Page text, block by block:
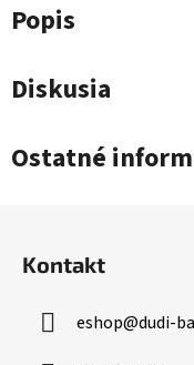
Popis
Diskusia
Ostatné
Kontakt
eshop@dudi-